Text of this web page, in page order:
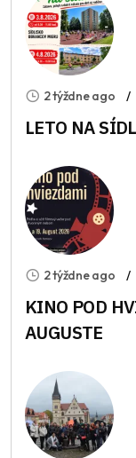
2 týždne ago
LETO NA
2 týždne ago
KINO POD
AUGUSTE